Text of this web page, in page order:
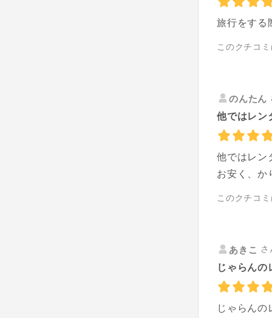
旅行をする
このクチコ
のんたん
他ではレン
他ではレン
お安く、か
このクチコ
あきこ
じゃらんの
じゃらん